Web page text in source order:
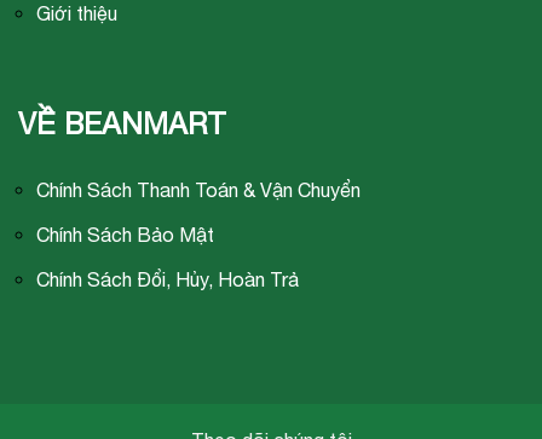
Giới thiệu
VỀ BEANMART
Chính Sách Thanh Toán & Vận Chuyển
Chính Sách Bảo Mật
Chính Sách Đổi, Hủy, Hoàn Trả